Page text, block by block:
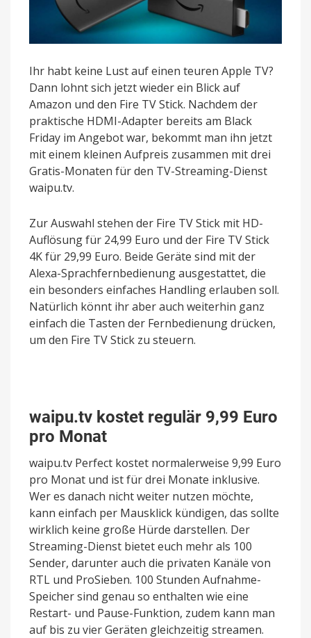
Ihr habt keine Lust auf einen teuren Apple TV?
Dann lohnt sich jetzt wieder ein Blick auf
Amazon und den Fire TV Stick. Nachdem der
praktische HDMI-Adapter bereits am Black
Friday im Angebot war, bekommt man ihn jetzt
mit einem kleinen Aufpreis zusammen mit drei
Gratis-Monaten für den TV-Streaming-Dienst
waipu.tv.
Zur Auswahl stehen der Fire TV Stick mit HD-
Auflösung für 24,99 Euro und der Fire TV Stick
4K für 29,99 Euro. Beide Geräte sind mit der
Alexa-Sprachfernbedienung ausgestattet, die
ein besonders einfaches Handling erlauben soll.
Natürlich könnt ihr aber auch weiterhin ganz
einfach die Tasten der Fernbedienung drücken,
um den Fire TV Stick zu steuern.
waipu.tv kostet regulär 9,99 Euro
pro Monat
waipu.tv Perfect kostet normalerweise 9,99 Euro
pro Monat und ist für drei Monate inklusive.
Wer es danach nicht weiter nutzen möchte,
kann einfach per Mausklick kündigen, das sollte
wirklich keine große Hürde darstellen. Der
Streaming-Dienst bietet euch mehr als 100
Sender, darunter auch die privaten Kanäle von
RTL und ProSieben. 100 Stunden Aufnahme-
Speicher sind genau so enthalten wie eine
Restart- und Pause-Funktion, zudem kann man
auf bis zu vier Geräten gleichzeitig streamen.